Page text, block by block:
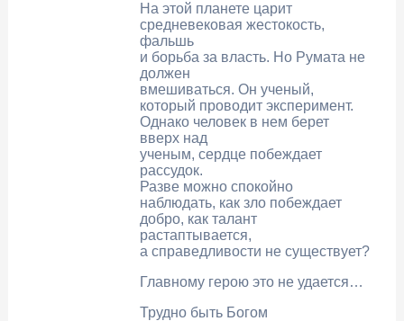
На этой планете царит
средневековая жестокость,
фальшь
и борьба за власть. Но Румата не
должен
вмешиваться. Он ученый,
который проводит эксперимент.
Однако человек в нем берет
вверх над
ученым, сердце побеждает
рассудок.
Разве можно спокойно
наблюдать, как зло побеждает
добро, как талант
растаптывается,
а справедливости не существует?
Главному герою это не удается…
Трудно быть Богом